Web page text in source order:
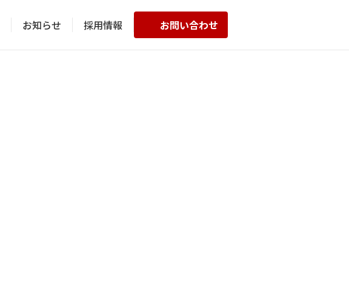
お知らせ 採用情報 お問い合わせ